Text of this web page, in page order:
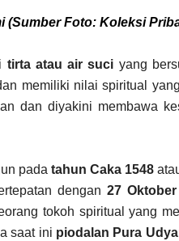
(Sumber Foto: Koleksi
tirta atau air suci yang
memiliki nilai spiritual
dan diyakini membawa
pada tahun Caka 1548
dengan 27
tokoh spiritual yang
saat ini piodalan Pura